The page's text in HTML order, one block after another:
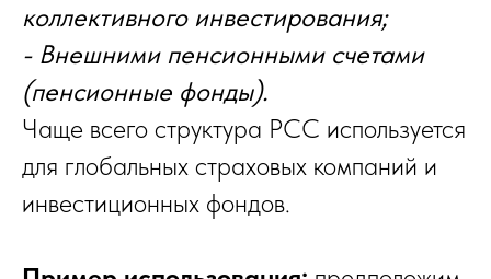
коллективного инвестирования;
- Внешними пенсионными счетами
(пенсионные фонды).
Чаще всего структура PCC используется
для глобальных страховых компаний и
инвестиционных фондов.